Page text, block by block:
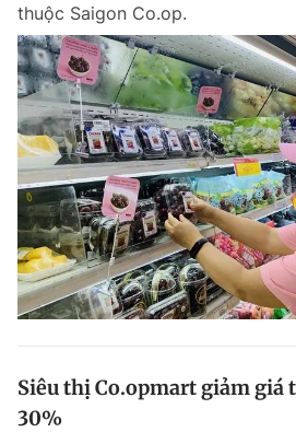
thuộc Saigon Co.op.
Siêu thị Co.opmart giảm giá
30%